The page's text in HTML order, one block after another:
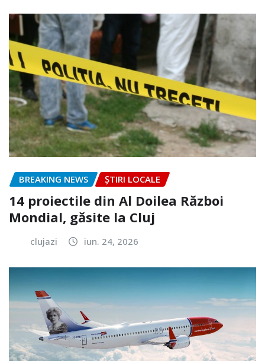
BREAKING NEWS ȘTIRI LOCALE
14 proiectile din Al Doilea Război
Mondial, găsite la Cluj
clujazi iun. 24, 2026